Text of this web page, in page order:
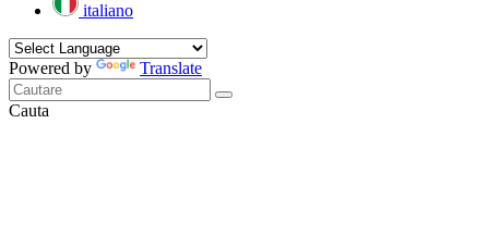
italiano
Powered by Translate
Cauta